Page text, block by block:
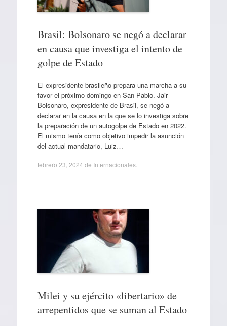
Brasil: Bolsonaro se negó a declarar
en causa que investiga el intento de
golpe de Estado
El expresidente brasileño prepara una marcha a su
favor el próximo domingo en San Pablo. Jair
Bolsonaro, expresidente de Brasil, se negó a
declarar en la causa en la que se lo investiga sobre
la preparación de un autogolpe de Estado en 2022.
El mismo tenía como objetivo impedir la asunción
del actual mandatario, Luiz…
febrero 23, 2024 de Internacionales.
Milei y su ejército «libertario» de
arrepentidos que se suman al Estado